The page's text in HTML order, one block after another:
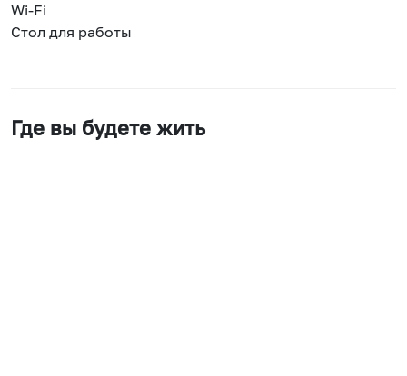
Wi-Fi
Стол для работы
Где вы будете жить